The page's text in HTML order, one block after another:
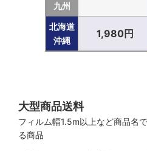
九州
北海道
沖縄
1,980円
大型商品送料
フィルム幅1.5m以上など商品名
る商品